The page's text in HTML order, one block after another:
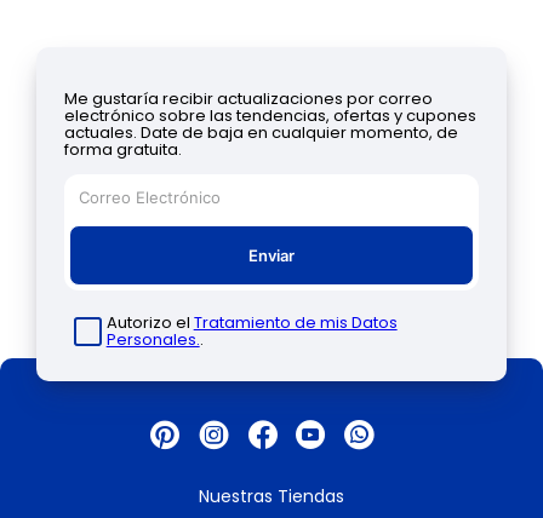
Me gustaría recibir actualizaciones por correo
electrónico sobre las tendencias, ofertas y cupones
actuales. Date de baja en cualquier momento, de
forma gratuita.
Enviar
Autorizo el Tratamiento de mis Datos
Personales..
Nuestras Tiendas